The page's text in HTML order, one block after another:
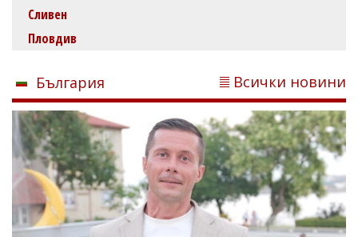
Сливен
Пловдив
България Всички новини